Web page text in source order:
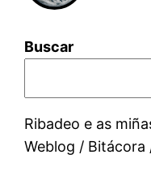
Buscar
Ribadeo e as
Weblog /